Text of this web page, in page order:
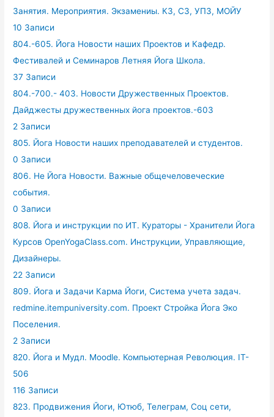
Занятия. Мероприятия. Экзамениы. КЗ, СЗ, УПЗ, МОЙУ
10 Записи
804.-605. Йога Новости наших Проектов и Кафедр.
Фестивалей и Семинаров Летняя Йога Школа.
37 Записи
804.-700.- 403. Новости Дружественных Проектов.
Дайджесты дружественных йога проектов.-603
2 Записи
805. Йога Новости наших преподавателей и студентов.
0 Записи
806. Не Йога Новости. Важные общечеловеческие
события.
0 Записи
808. Йога и инструкции по ИТ. Кураторы - Хранители Йога
Курсов OpenYogaClass.com. Инструкции, Управляющие,
Дизайнеры.
22 Записи
809. Йога и Задачи Карма Йоги, Система учета задач.
redmine.itempuniversity.com. Проект Стройка Йога Эко
Поселения.
2 Записи
820. Йога и Мудл. Moodle. Компьютерная Революция. IT-
506
116 Записи
823. Продвижения Йоги, Ютюб, Телеграм, Соц сети,